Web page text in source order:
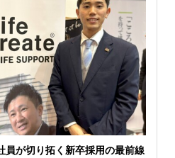
員が切り拓く新卒採用の最前線